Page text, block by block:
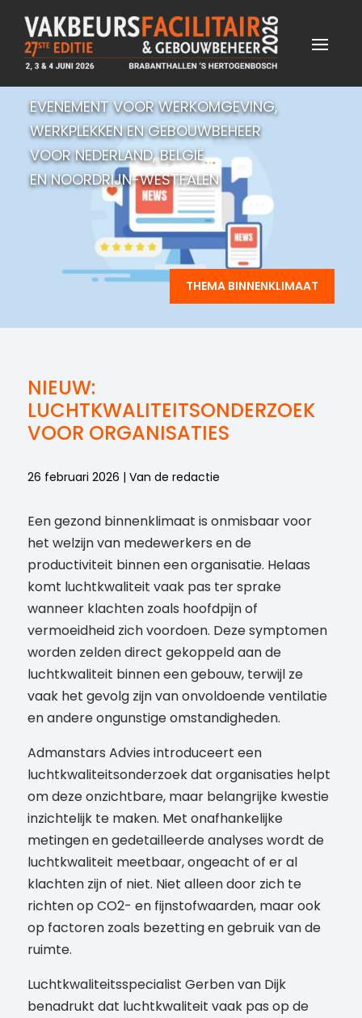
EVENEMENT VOOR WERKOMGEVING,
WERKPLEKKEN EN GEBOUWBEHEER
VOOR NEDERLAND, BELGIË
EN NOORDRIJN-WESTFALEN
THEMA BINNENKLIMAAT
NIEUW:
LUCHTKWALITEITSONDERZOEK
VOOR ORGANISATIES
26 februari 2026 | Van de redactie
Een gezond binnenklimaat is onmisbaar voor
het welzijn van medewerkers en de
productiviteit binnen een organisatie. Helaas
komt luchtkwaliteit vaak pas ter sprake
wanneer klachten zoals hoofdpijn of
vermoeidheid zich voordoen. Deze symptomen
worden zelden direct gekoppeld aan de
luchtkwaliteit binnen een gebouw, terwijl ze
vaak het gevolg zijn van onvoldoende ventilatie
en andere ongunstige omstandigheden.
Admanstars Advies introduceert een
luchtkwaliteitsonderzoek dat organisaties helpt
om deze onzichtbare, maar belangrijke kwestie
inzichtelijk te maken. Met onafhankelijke
metingen en gedetailleerde analyses wordt de
luchtkwaliteit meetbaar, ongeacht of er al
klachten zijn of niet. Niet alleen door zich te
richten op CO2- en fijnstofwaarden, maar ook
op factoren zoals bezetting en gebruik van de
ruimte.
Luchtkwaliteitsspecialist Gerben van Dijk
benadrukt dat luchtkwaliteit vaak pas op de